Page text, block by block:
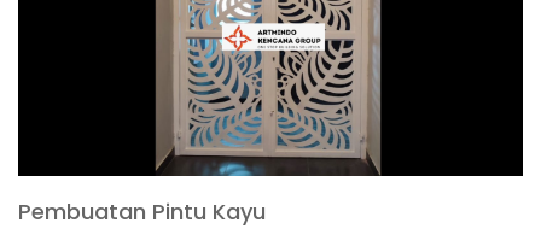
Pembuatan Pintu Kayu